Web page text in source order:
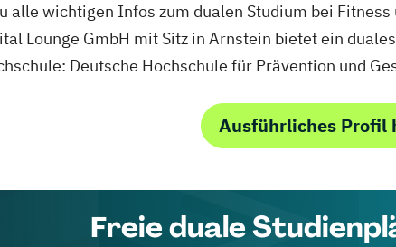
alle wichtigen Infos zum dualen Studium bei Fitness
Lounge GmbH mit Sitz in Arnstein bietet ein
Deutsche Hochschule für Prävention und
Ausführliches Profil
Freie duale